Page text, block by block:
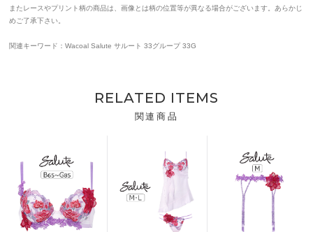
またレースやプリント柄の商品は、画像とは柄の位置等が異なる場合がございます。あらかじ
めご了承下さい。
関連キーワード：Wacoal Salute サルート 33グループ 33G
RELATED ITEMS
関連商品